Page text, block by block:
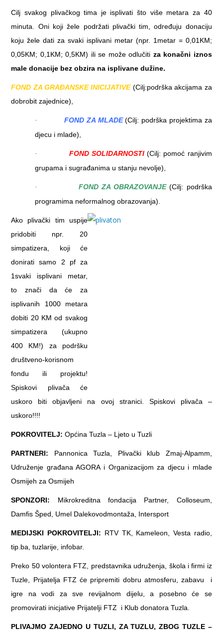
Cilj svakog plivačkog tima je isplivati što više metara za 40
minuta. Oni koji žele podržati plivački tim, određuju donaciju
koju žele dati za svaki isplivani metar (npr. 1metar = 0,01KM;
0,05KM; 0,1KM; 0,5KM) ili se može odlučiti za konačni iznos
male donacije bez obzira na isplivane dužine.
FOND ZA GRAĐANSKE INICIJATIVE(Cilj:podrška akcijama za
dobrobit zajednice),
· FOND ZA MLADE(Cilj: podrška projektima za
djecu i mlade),
· FOND SOLIDARNOSTI(Cilj: pomoć ranjivim
grupama i sugrađanima u stanju nevolje),
· FOND ZA OBRAZOVANJE(Cilj: podrška
programima neformalnog obrazovanja).
Ako plivački tim uspije
pridobiti npr. 20
simpatizera, koji će
donirati samo 2 pf za
1svaki isplivani metar,
to znači da će za
isplivanih 1000 metara
dobiti 20 KM od svakog
simpatizera (ukupno
400 KM!) za podršku
društveno-korisnom
fondu ili projektu!
Spiskovi plivača će
uskoro biti objavljeni na ovoj stranici. Spiskovi plivača –
uskoro!!!!
POKROVITELJ:Općina Tuzla – Ljeto u Tuzli
PARTNERI: Pannonica Tuzla, Plivački klub Zmaj-Alpamm,
Udruženje građana AGORA i Organizacijom za djecu i mlade
Osmijeh za Osmijeh
SPONZORI: Mikrokreditna fondacija Partner, Colloseum,
Damfis Šped, Umel Dalekovodmontaža, Intersport
MEDIJSKI POKROVITELJI: RTV TK, Kameleon, Vesta radio,
tip.ba, tuzlarije, infobar.
Preko 50 volontera FTZ, predstavnika udruženja, škola i firmi iz
Tuzle, Prijatelja FTZ će pripremiti dobru atmosferu, zabavu i
igre na vodi za sve revijalnom dijelu, a posebno će se
promovirati inicjative Prijatelji FTZ i Klub donatora Tuzla.
PLIVAJMO ZAJEDNO U TUZLI, ZA TUZLU, ZBOG TUZLE –